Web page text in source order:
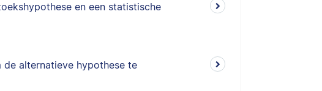
en een statistische
alternatieve hypothese te